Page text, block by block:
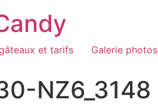
et tarifs Galerie photos
NZ6_3148